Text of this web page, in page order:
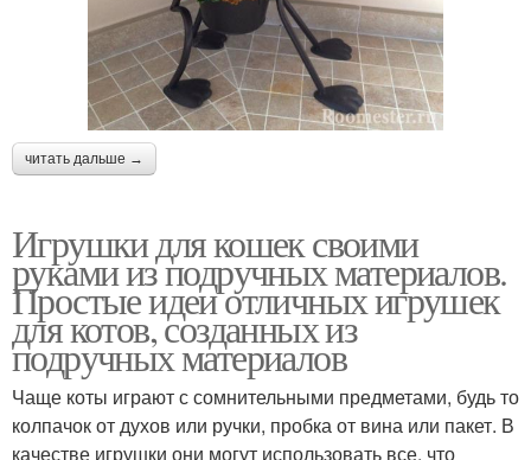
читать дальше →
Игрушки для кошек своими
руками из подручных материалов.
Простые идеи отличных игрушек
для котов, созданных из
подручных материалов
Чаще коты играют с сомнительными предметами, будь то
колпачок от духов или ручки, пробка от вина или пакет. В
качестве игрушки они могут использовать все, что